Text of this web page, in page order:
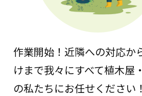
作業開始！近隣への対応か
けまで我々にすべて植木屋
の私たちにお任せください！